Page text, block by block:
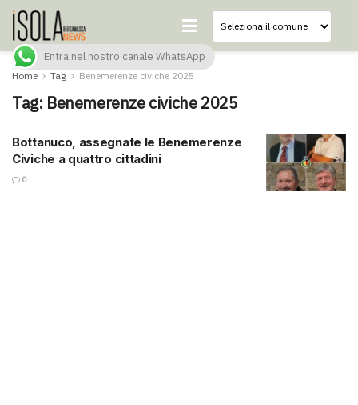
Home Tag Benemerenze civiche 2025
Tag: Benemerenze civiche 2025
Bottanuco, assegnate le Benemerenze
Civiche a quattro cittadini
0
Entra nel nostro canale WhatsApp